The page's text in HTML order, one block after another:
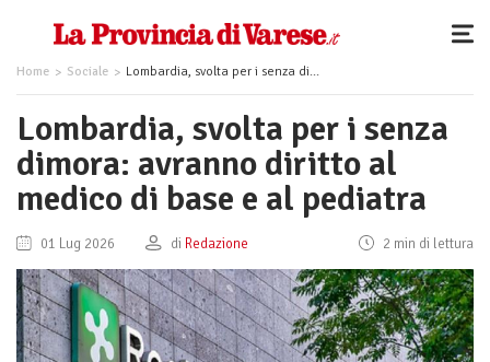
Home Sociale Lombardia, svolta per i senza dimora: avranno diritto al medico di base e al pediatra
Lombardia, svolta per i senza
dimora: avranno diritto al
medico di base e al pediatra
01 Lug 2026 di Redazione 2 min di lettura